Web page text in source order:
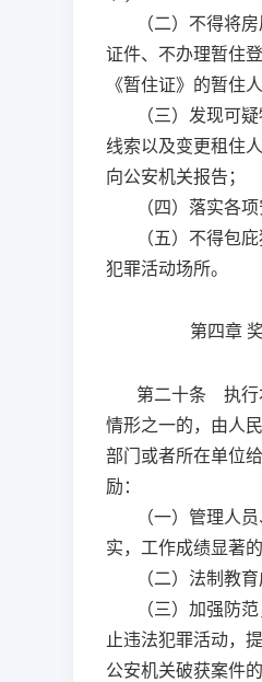
（二）不得将
证件、不办理暂住
《暂住证》的暂住人
（三）发现可
线索以及变更租住
向公安机关报告；
（四）落实各
（五）不得包
犯罪活动场所。
第四章
第二十条 执行
情形之一的，由人
部门或者所在单位
励：
（一）管理人
实，工作成绩显著的
（二）法制教
（三）加强防
止违法犯罪活动，
公安机关破获案件的